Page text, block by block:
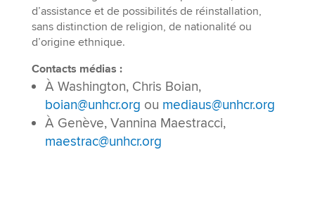
d’assistance et de possibilités de réinstallation,
sans distinction de religion, de nationalité ou
d’origine ethnique.
Contacts médias :
À Washington, Chris Boian,
boian@unhcr.org ou mediaus@unhcr.org
À Genève, Vannina Maestracci,
maestrac@unhcr.org